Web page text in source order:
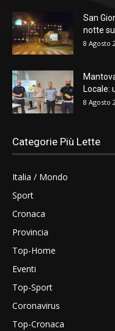
San
notte
8 Agosto
Locale:
8 Agosto
Categorie Più Lette
Italia / Mondo
Sport
Cronaca
Provincia
Top-Home
Eventi
Top-Sport
Coronavirus
Top-Cronaca